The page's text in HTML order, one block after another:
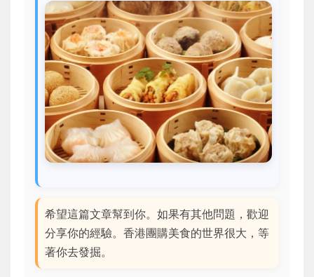
希望這篇文章幫到你。如果有其他問題，歡迎
分享你的經驗。香港團購美食的世界很大，等
著你去發掘。